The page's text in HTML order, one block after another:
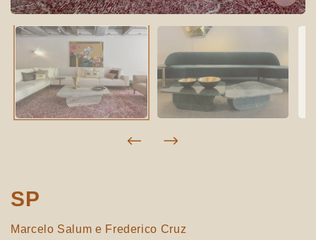
SP
Marcelo Salum e Frederico Cruz